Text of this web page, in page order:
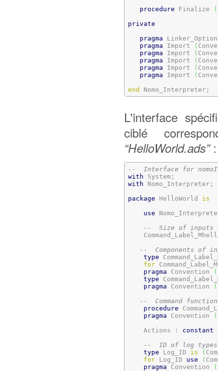
procedure Finalize (
private
pragma
pragma Import (
pragma Import (
pragma Import (
pragma Import (
pragma Import (
end
Nomo_Interpreter;
L'interface
ciblé
“HelloWorld.ads”:
--  Interface for
with
with Nomo_Interpreter;
package HelloWorld is
use
--  Size of inputs
--  Components of
type
for
pragma Convention (
type
pragma Convention (
--  Command
procedure
pragma Convention (
    Actions :
constant
--  ID of log types
type Log_ID is (
for Log_ID use (
pragma Convention (